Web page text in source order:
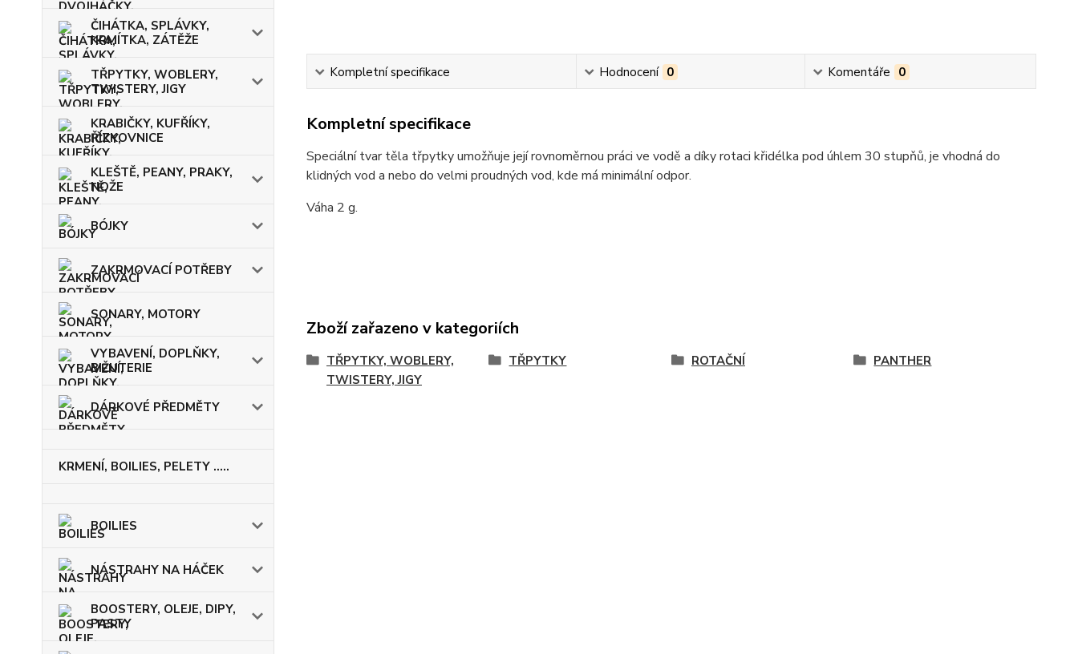
ČIHÁTKA, SPLÁVKY,
KRMÍTKA, ZÁTĚŽE
TŘPYTKY, WOBLERY,
TWISTERY, JIGY
KRABIČKY, KUFŘÍKY,
ŘÍZKOVNICE
KLEŠTĚ, PEANY, PRAKY,
NOŽE
BÓJKY
ZAKRMOVACÍ POTŘEBY
SONARY, MOTORY
VYBAVENÍ, DOPLŇKY,
BIŽUTERIE
DÁRKOVÉ PŘEDMĚTY
KRMENÍ, BOILIES, PELETY .....
BOILIES
NÁSTRAHY NA HÁČEK
BOOSTERY, OLEJE, DIPY,
PASTY
Kompletní specifikace Hodnocení 0 Komentáře 0
Kompletní specifikace
Speciální tvar těla třpytky umožňuje její rovnoměrnou práci ve vodě a díky rotaci křidélka pod úhlem 30 stupňů, je vhodná do
klidných vod a nebo do velmi proudných vod, kde má minimální odpor.
Váha 2 g.
Zboží zařazeno v kategoriích
TŘPYTKY, WOBLERY,
TWISTERY, JIGY
TŘPYTKY ROTAČNÍ PANTHER